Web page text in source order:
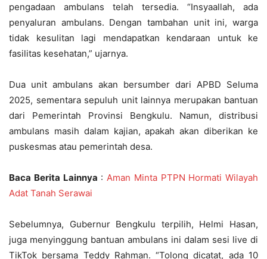
pengadaan ambulans telah tersedia. “Insyaallah, ada
penyaluran ambulans. Dengan tambahan unit ini, warga
tidak kesulitan lagi mendapatkan kendaraan untuk ke
fasilitas kesehatan,” ujarnya.
Dua unit ambulans akan bersumber dari APBD Seluma
2025, sementara sepuluh unit lainnya merupakan bantuan
dari Pemerintah Provinsi Bengkulu. Namun, distribusi
ambulans masih dalam kajian, apakah akan diberikan ke
puskesmas atau pemerintah desa.
Baca Berita Lainnya : Aman Minta PTPN Hormati Wilayah
Adat Tanah Serawai
Sebelumnya, Gubernur Bengkulu terpilih, Helmi Hasan,
juga menyinggung bantuan ambulans ini dalam sesi live di
TikTok bersama Teddy Rahman. “Tolong dicatat, ada 10